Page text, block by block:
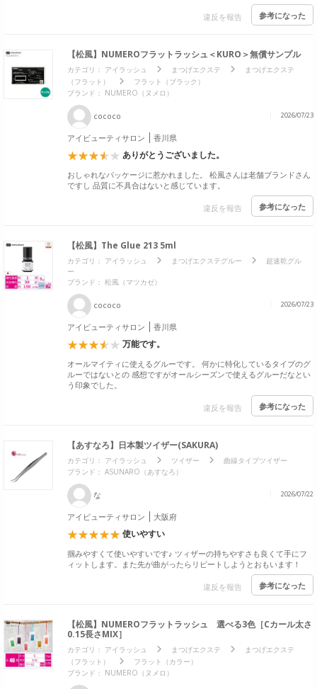
違反を報告 参考になった
【松風】NUMEROフラットラッシュ＜KURO＞無償サンプル
カテゴリ： アイラッシュ まつげエクステ
まつげエクステ
（フラット）
フラット（ブラック）
ブランド： NUMERO（ヌメロ）
cococo 2026/07/23
アイビューティサロン 香川県
ありがとうございました。
おしゃれなパッケージに惹かれました。 松風さんは老舗ブランドさん
ですし 品質に不具合はないと感じています。
違反を報告 参考になった
【松風】The Glue 213 5ml
カテゴリ： アイラッシュ まつげエクステグルー
超速乾グル
ー
ブランド： 松風（マツカゼ）
cococo 2026/07/23
アイビューティサロン 香川県
万能です。
オールマイティに使えるグルーです。 何かに特化しているタイプのグ
ルーではないとの 感想ですがオールシーズンで使えるグルーだなとい
う印象でした。
違反を報告 参考になった
【あすなろ】日本製ツイザー(SAKURA)
カテゴリ： アイラッシュ ツイザー
曲線タイプツイザー
ブランド： ASUNARO（あすなろ）
な 2026/07/22
アイビューティサロン 大阪府
使いやすい
掴みやすくて使いやすいです♪ ツィザーの持ちやすさも良くて手にフ
ィットします。また先が曲がったらリピートしようとおもいます！
違反を報告 参考になった
【松風】NUMEROフラットラッシュ 選べる3色［Cカール太さ
0.15長さMIX］
カテゴリ： アイラッシュ まつげエクステ
まつげエクステ
（フラット）
フラット（カラー）
ブランド： NUMERO（ヌメロ）